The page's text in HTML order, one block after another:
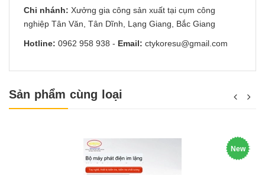
Chi nhánh: Xưởng gia công sản xuất tại cụm công
nghiệp Tân Văn, Tân Dĩnh, Lạng Giang, Bắc Giang
Hotline: 0962 958 938 - Email: ctykoresu@gmail.com
Sản phẩm cùng loại
New